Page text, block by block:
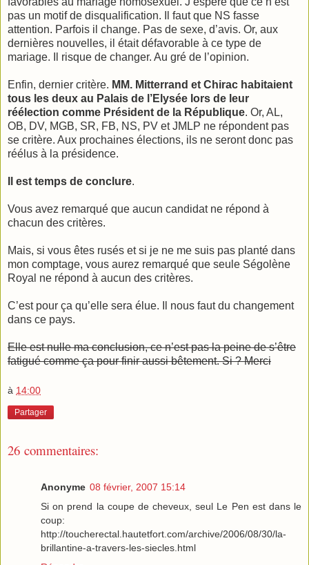
pas un motif de disqualification. Il faut que NS fasse
attention. Parfois il change. Pas de sexe, d’avis. Or, aux
dernières nouvelles, il était défavorable à ce type de
mariage. Il risque de changer. Au gré de l’opinion.
Enfin, dernier critère. MM. Mitterrand et Chirac habitaient
tous les deux au Palais de l’Elysée lors de leur
réélection comme Président de la République. Or, AL,
OB, DV, MGB, SR, FB, NS, PV et JMLP ne répondent pas
se critère. Aux prochaines élections, ils ne seront donc pas
réélus à la présidence.
Il est temps de conclure.
Vous avez remarqué que aucun candidat ne répond à
chacun des critères.
Mais, si vous êtes rusés et si je ne me suis pas planté dans
mon comptage, vous aurez remarqué que seule Ségolène
Royal ne répond à aucun des critères.
C’est pour ça qu’elle sera élue. Il nous faut du changement
dans ce pays.
Elle est nulle ma conclusion, ce n’est pas la peine de s’être
fatigué comme ça pour finir aussi bêtement. Si ? Merci
à 14:00
Partager
26 commentaires:
Anonyme 08 février, 2007 15:14
Si on prend la coupe de cheveux, seul Le Pen est dans le
coup:
http://toucherectal.hautetfort.com/archive/2006/08/30/la-
brillantine-a-travers-les-siecles.html